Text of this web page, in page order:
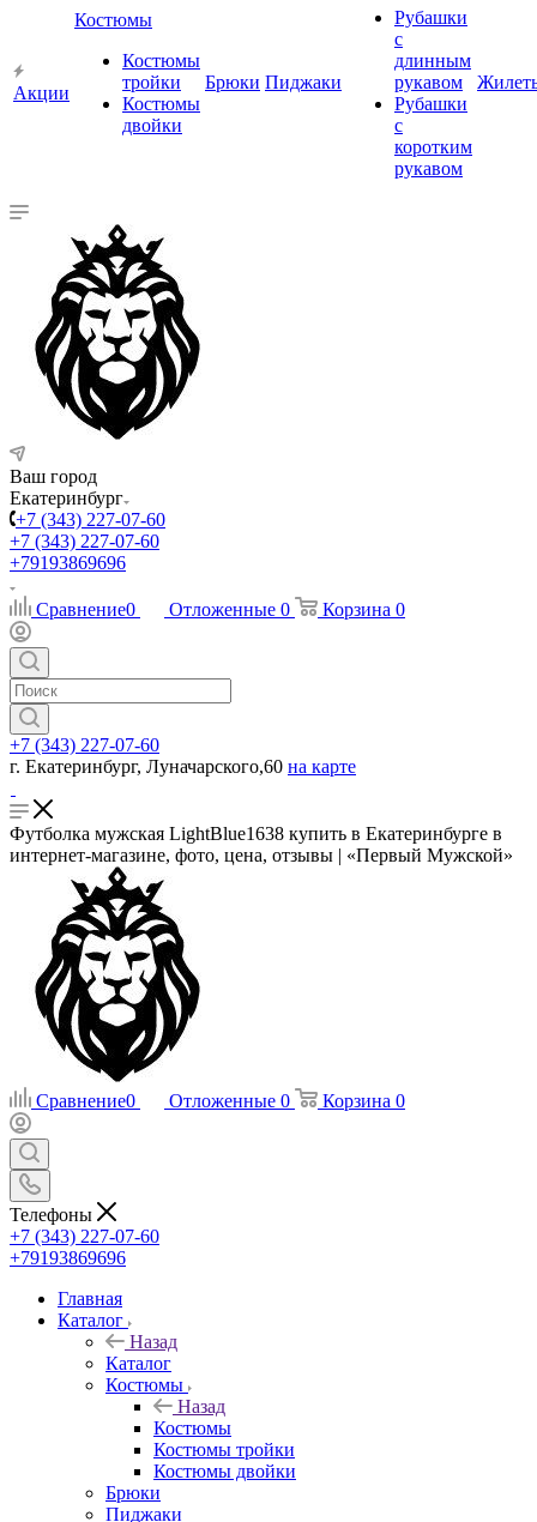
Акции
Костюмы
Костюмы
тройки
Костюмы
двойки
Брюки Пиджаки
Рубашки
с
длинным
рукавом
Рубашки
с
коротким
рукавом
Ваш город
Екатеринбург
+7 (343) 227-07-60
+7 (343) 227-07-60
+79193869696
Сравнение0 Отложенные 0 Корзина 0
+7 (343) 227-07-60
г. Екатеринбург, Луначарского,60 на карте
Футболка мужская LightBlue1638 купить в Екатеринбурге в
интернет-магазине, фото, цена, отзывы | «Первый Мужской»
Сравнение0 Отложенные 0 Корзина 0
Телефоны
+7 (343) 227-07-60
+79193869696
Главная
Каталог
Назад
Каталог
Костюмы
Назад
Костюмы
Костюмы тройки
Костюмы двойки
Брюки
Пиджаки